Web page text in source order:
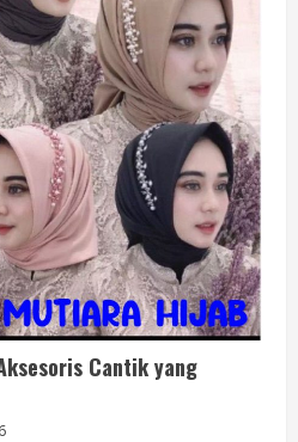
11, 2026
Wanita Gemuk: Tips
yang Bikin Percaya Diri
Stylish
23, 2026
Kutek: Mudah, Aman,
Untuk Kuku
5, 2026
Cantik yang